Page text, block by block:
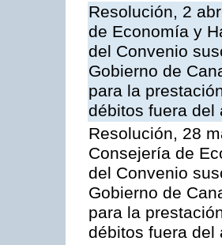
Resolución, 2
de Economía y
del Convenio
Gobierno de
para la
débitos fuera del
Resolución, 28
Consejería de
del Convenio
Gobierno de
para la
débitos fuera del